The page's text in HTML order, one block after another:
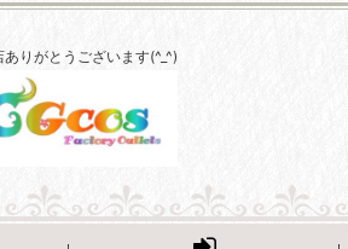
ありがとうございます(^_^)